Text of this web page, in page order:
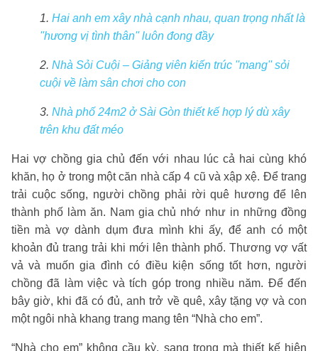
1. Hai anh em xây nhà cạnh nhau, quan trọng nhất là
''hương vị tình thân'' luôn đong đầy
2. Nhà Sỏi Cuội – Giảng viên kiến trúc ''mang'' sỏi
cuội về làm sân chơi cho con
3. Nhà phố 24m2 ở Sài Gòn thiết kế hợp lý dù xây
trên khu đất méo
Hai vợ chồng gia chủ đến với nhau lúc cả hai cùng khó
khăn, họ ở trong một căn nhà cấp 4 cũ và xập xệ. Để trang
trải cuộc sống, người chồng phải rời quê hương để lên
thành phố làm ăn. Nam gia chủ nhớ như in những đồng
tiền mà vợ dành dụm đưa mình khi ấy, để anh có một
khoản đủ trang trải khi mới lên thành phố. Thương vợ vất
vả và muốn gia đình có điều kiện sống tốt hơn, người
chồng đã làm việc và tích góp trong nhiều năm. Để đến
bây giờ, khi đã có đủ, anh trở về quê, xây tặng vợ và con
một ngôi nhà khang trang mang tên “Nhà cho em”.
“Nhà cho em” không cầu kỳ, sang trọng mà thiết kế hiện